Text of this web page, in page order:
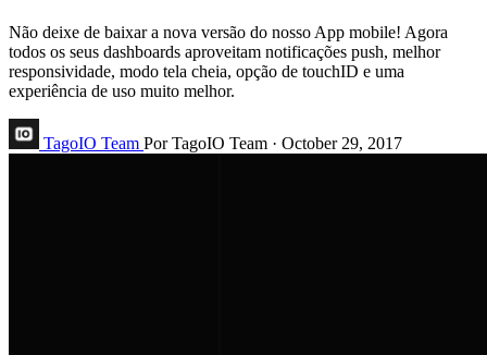
Não deixe de baixar a nova versão do nosso App mobile! Agora
todos os seus dashboards aproveitam notificações push, melhor
responsividade, modo tela cheia, opção de touchID e uma
experiência de uso muito melhor.
TagoIO Team Por TagoIO Team · October 29, 2017